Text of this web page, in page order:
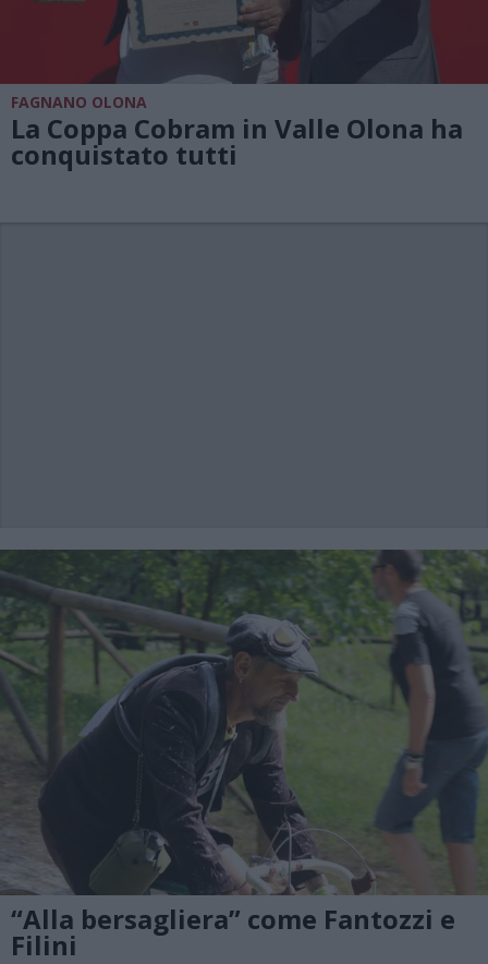
FAGNANO OLONA
La Coppa Cobram in Valle Olona ha
conquistato tutti
“Alla bersagliera” come Fantozzi e
Filini